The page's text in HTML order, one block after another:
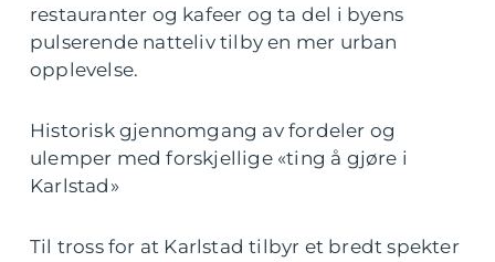
restauranter og kafeer og ta del i byens
pulserende natteliv tilby en mer urban
opplevelse.
Historisk gjennomgang av fordeler og
ulemper med forskjellige «ting å gjøre i
Karlstad»
Til tross for at Karlstad tilbyr et bredt spekter